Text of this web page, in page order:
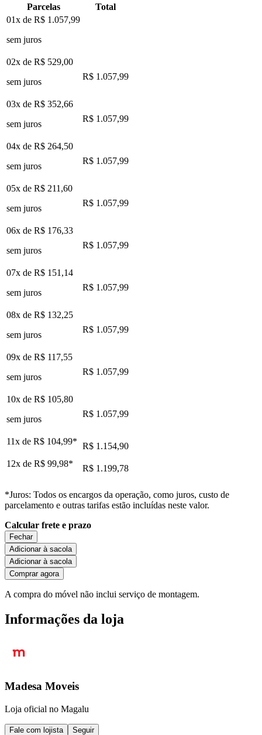
Parcelas
Total
01x de R$ 1.057,99
sem juros
02x de R$ 529,00
sem juros
R$ 1.057,99
03x de R$ 352,66
sem juros
R$ 1.057,99
04x de R$ 264,50
sem juros
R$ 1.057,99
05x de R$ 211,60
sem juros
R$ 1.057,99
06x de R$ 176,33
sem juros
R$ 1.057,99
07x de R$ 151,14
sem juros
R$ 1.057,99
08x de R$ 132,25
sem juros
R$ 1.057,99
09x de R$ 117,55
sem juros
R$ 1.057,99
10x de R$ 105,80
sem juros
R$ 1.057,99
11x de R$ 104,99* R$ 1.154,90
12x de R$ 99,98* R$ 1.199,78
*Juros: Todos os encargos da operação, como juros, custo de
parcelamento e outras tarifas estão incluídas neste valor.
Calcular frete e prazo
Fechar
Adicionar à sacola
Adicionar à sacola
Comprar agora
A compra do móvel não inclui serviço de montagem.
Informações da loja
Madesa Moveis
Loja oficial no Magalu
Fale com lojista Seguir